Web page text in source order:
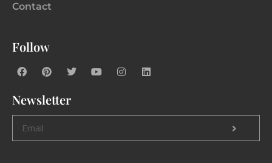
Contact
Follow
Newsletter